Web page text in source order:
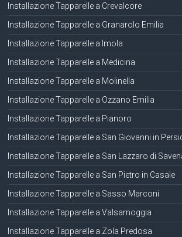
Installazione Tapparelle a Crevalcore
Installazione Tapparelle a Granarolo Emilia
Installazione Tapparelle a Imola
Installazione Tapparelle a Medicina
Installazione Tapparelle a Molinella
Installazione Tapparelle a Ozzano Emilia
Installazione Tapparelle a Pianoro
Installazione Tapparelle a San Giovanni in
Installazione Tapparelle a San Lazzaro di
Installazione Tapparelle a San Pietro in Casale
Installazione Tapparelle a Sasso Marconi
Installazione Tapparelle a Valsamoggia
Installazione Tapparelle a Zola Predosa